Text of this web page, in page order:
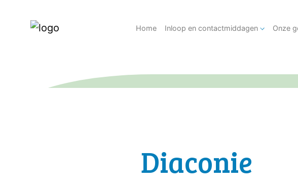
Home Inloop en contactmiddagen Onze
Diaconie